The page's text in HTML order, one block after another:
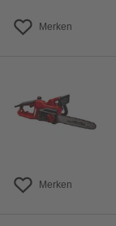
Merken
Merken